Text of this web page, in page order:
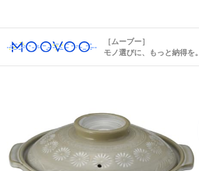
［ムーブー］
モノ選びに、もっと納得を。